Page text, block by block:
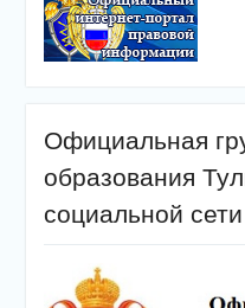
Официальная
образования
социальной сети